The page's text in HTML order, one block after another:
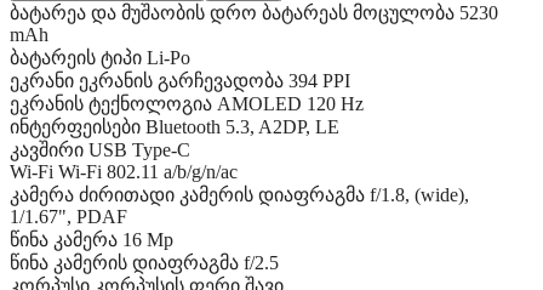
ბატარეა და მუშაობის დრო ბატარეას მოცულობა 5230
mAh
ბატარეის ტიპი Li-Po
ეკრანი ეკრანის გარჩევადობა 394 PPI
ეკრანის ტექნოლოგია AMOLED 120 Hz
ინტერფეისები Bluetooth 5.3, A2DP, LE
კავშირი USB Type-C
Wi-Fi Wi-Fi 802.11 a/b/g/n/ac
კამერა ძირითადი კამერის დიაფრაგმა f/1.8, (wide),
1/1.67", PDAF
წინა კამერა 16 Mp
წინა კამერის დიაფრაგმა f/2.5
კორპუსი კორპუსის ფერი შავი